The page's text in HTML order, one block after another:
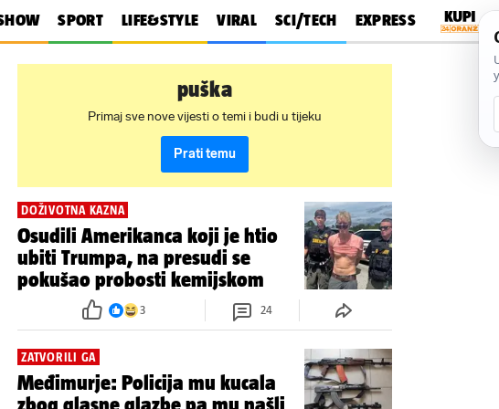
SPORT LIFE&STYLE VIRAL SCI/TECH EXPRESS
puška
Primaj sve nove vijesti o temi i budi u tijeku
Prati temu
DOŽIVOTNA KAZNA
Osudili Amerikanca koji je htio
ubiti Trumpa, na presudi se
pokušao probosti kemijskom
3 24
ZATVORILI GA
Međimurje: Policija mu kucala